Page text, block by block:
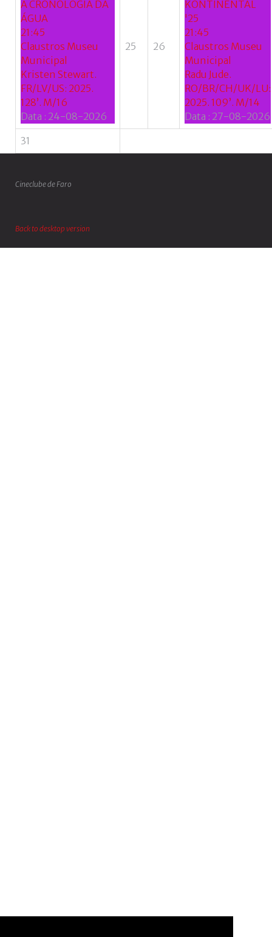
A CRONOLOGIA DA
ÁGUA
21:45
Claustros Museu
Municipal
Kristen Stewart.
FR/LV/US: 2025.
128’. M/16
Data : 24-08-2026
25 26
KONTINENTAL
'25
21:45
Claustros Museu
Municipal
Radu Jude.
RO/BR/CH/UK/LU:
2025. 109’. M/14
Data : 27-08-2026
31
Cineclube de Faro
Back to desktop version